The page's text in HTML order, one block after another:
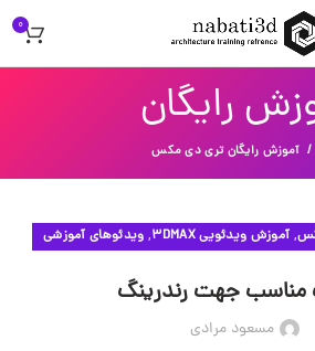
0
رایگان
آموزش رایگان تری دی مکس
, آموزش ویدئویی 3DMAX , ویدئوهای آموزشی
مناسب جهت رندرینگ
مسعود مرادی